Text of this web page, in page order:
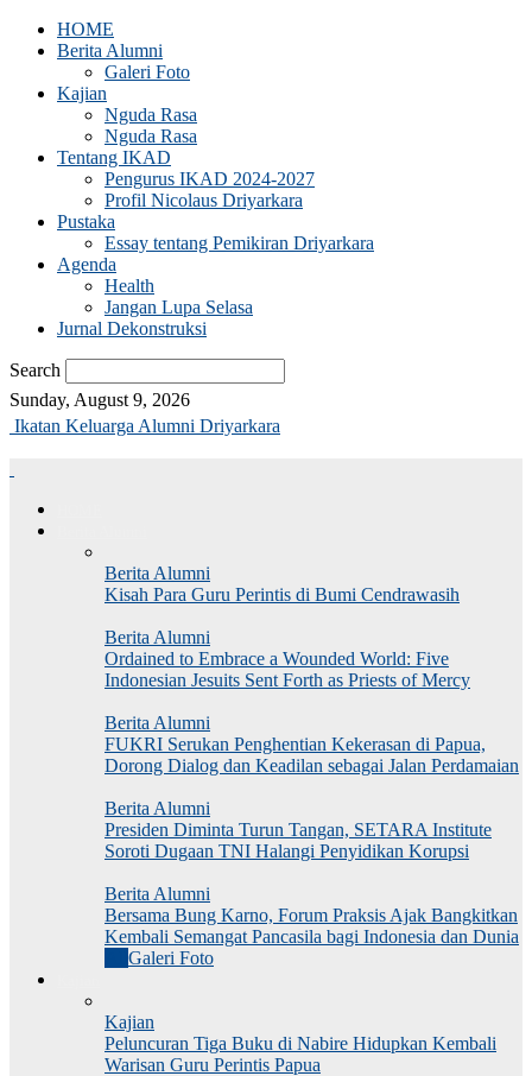
HOME
Berita Alumni
Galeri Foto
Kajian
Nguda Rasa
Nguda Rasa
Tentang IKAD
Pengurus IKAD 2024-2027
Profil Nicolaus Driyarkara
Pustaka
Essay tentang Pemikiran Driyarkara
Agenda
Health
Jangan Lupa Selasa
Jurnal Dekonstruksi
Search
Sunday, August 9, 2026
Ikatan Keluarga Alumni Driyarkara
Berita Alumni
Kisah Para Guru Perintis di Bumi Cendrawasih
Berita Alumni
Ordained to Embrace a Wounded World: Five
Indonesian Jesuits Sent Forth as Priests of Mercy
Berita Alumni
FUKRI Serukan Penghentian Kekerasan di Papua,
Dorong Dialog dan Keadilan sebagai Jalan Perdamaian
Berita Alumni
Presiden Diminta Turun Tangan, SETARA Institute
Soroti Dugaan TNI Halangi Penyidikan Korupsi
Berita Alumni
Bersama Bung Karno, Forum Praksis Ajak Bangkitkan
Kembali Semangat Pancasila bagi Indonesia dan Dunia
Galeri Foto
Kajian
Peluncuran Tiga Buku di Nabire Hidupkan Kembali
Warisan Guru Perintis Papua